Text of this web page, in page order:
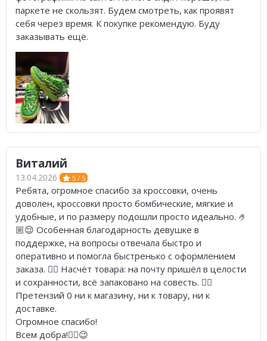
паркете не скользят. Будем смотреть, как проявят
себя через время. К покупке рекомендую. Буду
заказывать ещё.
Виталий
13.04.2026 5 / 5
Ребята, огромное спасибо за кроссовки, очень
доволен, кроссовки просто бомбические, мягкие и
удобные, и по размеру подошли просто идеально. 🤌
🏼😌 Особенная благодарность девушке в
поддержке, на вопросы отвечала быстро и
оперативно и помогла быстренько с оформлением
заказа. 👍🏼 Насчёт товара: на почту пришёл в целости
и сохранности, всё запаковано на совесть. 👍🏼
Претензий 0 ни к магазину, ни к товару, ни к
доставке.
Огромное спасибо!
Всем добра!✌🏼😉